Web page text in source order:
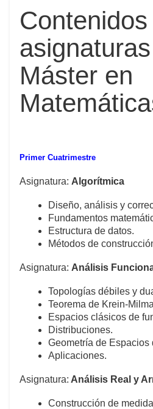
Máster en
Primer Cuatrimestre
Asignatura: Algorítmica
Diseño, análisis y
Fundamentos
Estructura de datos.
Métodos de
Asignatura: Análisis
Topologías débiles y
Teorema de Krein-
Espacios clásicos de
Distribuciones.
Geometría de Espacios
Aplicaciones.
Asignatura: Análisis Real y
Construcción de